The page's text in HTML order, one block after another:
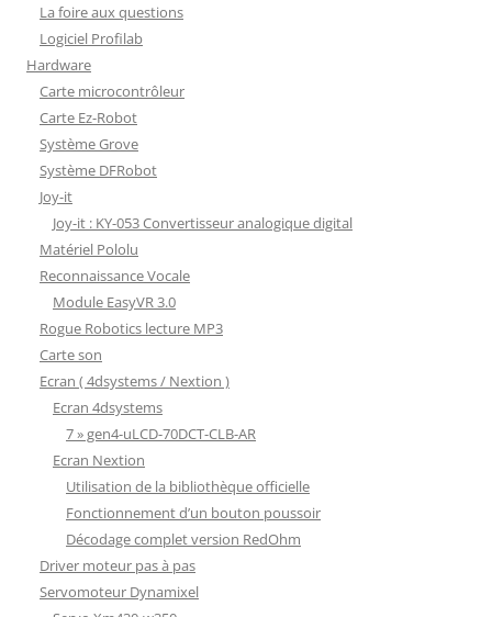
La foire aux questions
Logiciel Profilab
Hardware
Carte microcontrôleur
Carte Ez-Robot
Système Grove
Système DFRobot
Joy-it
Joy-it : KY-053 Convertisseur analogique digital
Matériel Pololu
Reconnaissance Vocale
Module EasyVR 3.0
Rogue Robotics lecture MP3
Carte son
Ecran ( 4dsystems / Nextion )
Ecran 4dsystems
7 » gen4-uLCD-70DCT-CLB-AR
Ecran Nextion
Utilisation de la bibliothèque officielle
Fonctionnement d’un bouton poussoir
Décodage complet version RedOhm
Driver moteur pas à pas
Servomoteur Dynamixel